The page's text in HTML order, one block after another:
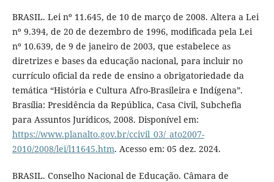
BRASIL. Lei nº 11.645, de 10 de março de 2008. Altera a Lei
nº 9.394, de 20 de dezembro de 1996, modificada pela Lei
nº 10.639, de 9 de janeiro de 2003, que estabelece as
diretrizes e bases da educação nacional, para incluir no
currículo oficial da rede de ensino a obrigatoriedade da
temática “História e Cultura Afro-Brasileira e Indígena”.
Brasília: Presidência da República, Casa Civil, Subchefia
para Assuntos Jurídicos, 2008. Disponível em:
https://www.planalto.gov.br/ccivil_03/_ato2007-
2010/2008/lei/l11645.htm. Acesso em: 05 dez. 2024.
BRASIL. Conselho Nacional de Educação. Câmara de